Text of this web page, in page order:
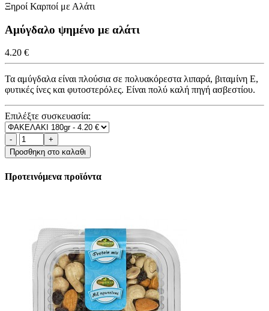
Ξηροί Καρποί με Αλάτι
Αμύγδαλο ψημένο με αλάτι
4.20 €
Τα αμύγδαλα είναι πλούσια σε πολυακόρεστα λιπαρά, βιταμίνη Ε,
φυτικές ίνες και φυτοστερόλες. Είναι πολύ καλή πηγή ασβεστίου.
Επιλέξτε συσκευασία:
Προσθηκη στο καλαθι
Προτεινόμενα προϊόντα